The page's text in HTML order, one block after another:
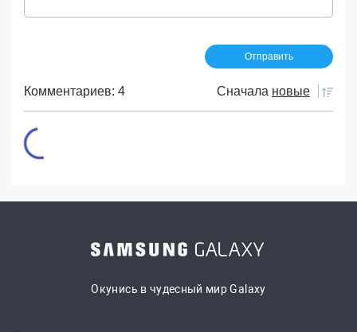
Комментариев: 4 Сначала новые
Окунись в чудесный мир Galaxy